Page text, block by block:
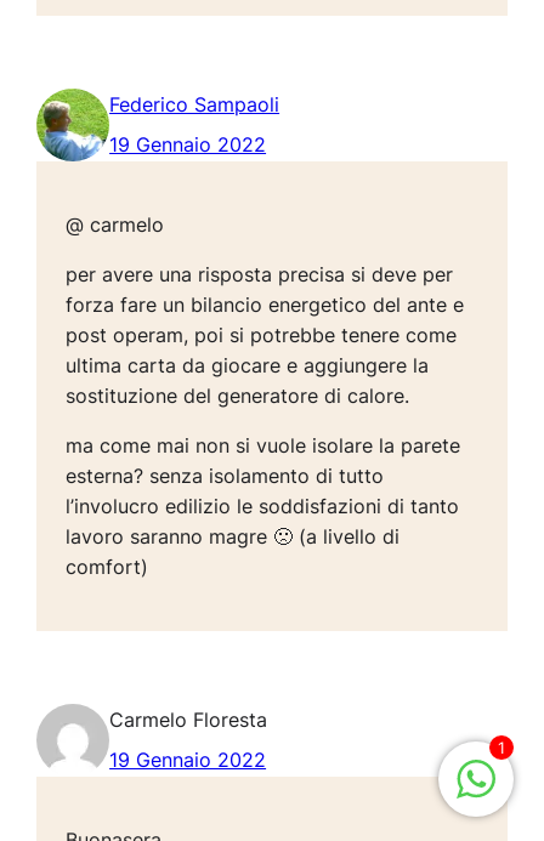
Federico Sampaoli
19 Gennaio 2022
@ carmelo
per avere una risposta precisa si deve per
forza fare un bilancio energetico del ante e
post operam, poi si potrebbe tenere come
ultima carta da giocare e aggiungere la
sostituzione del generatore di calore.
ma come mai non si vuole isolare la parete
esterna? senza isolamento di tutto
l’involucro edilizio le soddisfazioni di tanto
lavoro saranno magre 🙁 (a livello di
comfort)
Carmelo Floresta
19 Gennaio 2022
1